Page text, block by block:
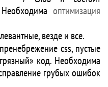
оптимизация
везде и все.
css, пустые
код. Необходима
грубых ошибок